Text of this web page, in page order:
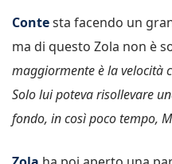
Contesta facendo un
ma di questo Zola non è
maggiormente è la velocità
Solo lui poteva risollevare
fondo, in così poco tempo,